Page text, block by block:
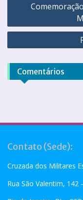
Comentários
Contato (Sede):
Cruzada dos Militares
Rua São Valentim, 142